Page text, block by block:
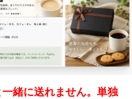
緒に送れません。単独